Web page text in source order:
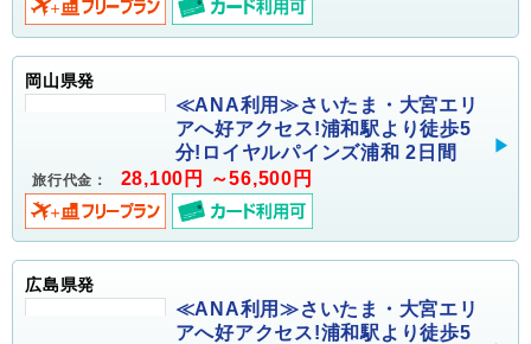
岡山県発
≪ANA利用≫さいたま・大宮エリ
アへ好アクセス!浦和駅より徒歩5
分!ロイヤルパインズ浦和 2日間
旅行代金： 28,100円 ～56,500円
広島県発
≪ANA利用≫さいたま・大宮エリ
アへ好アクセス!浦和駅より徒歩5